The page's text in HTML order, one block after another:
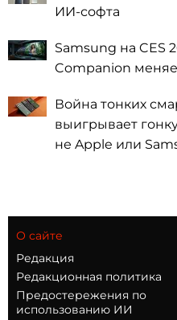
ИИ-софта
Samsung на CES
Companion
Война тонких
выигрывает
не Apple или
О сайте
Редакция
Редакционная политика
Предостережения по
использованию ИИ